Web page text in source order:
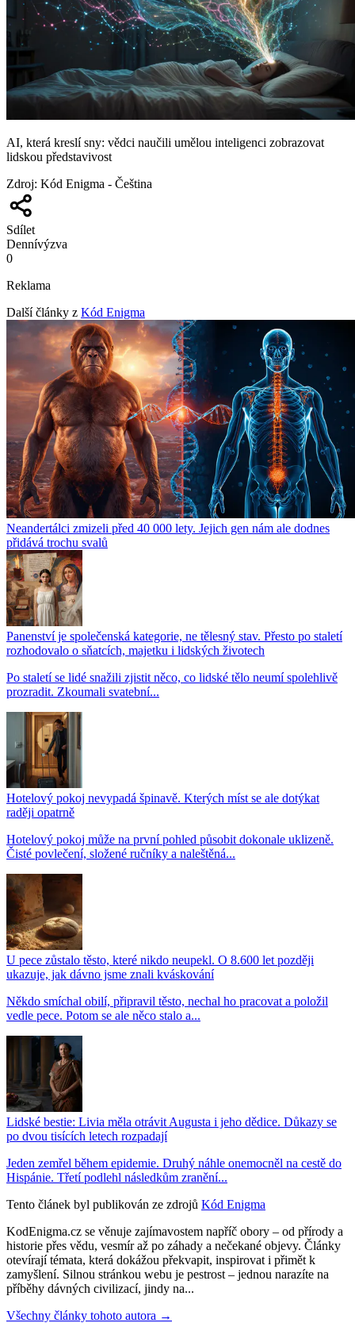
AI, která kreslí sny: vědci naučili umělou inteligenci zobrazovat
lidskou představivost
Zdroj: Kód Enigma - Čeština
Sdílet
Dennívýzva
0
Reklama
Další články z Kód Enigma
Neandertálci zmizeli před 40 000 lety. Jejich gen nám ale dodnes
přidává trochu svalů
Panenství je společenská kategorie, ne tělesný stav. Přesto po staletí
rozhodovalo o sňatcích, majetku i lidských životech
Po staletí se lidé snažili zjistit něco, co lidské tělo neumí spolehlivě
prozradit. Zkoumali svatební...
Hotelový pokoj nevypadá špinavě. Kterých míst se ale dotýkat
raději opatrně
Hotelový pokoj může na první pohled působit dokonale uklizeně.
Čisté povlečení, složené ručníky a naleštěná...
U pece zůstalo těsto, které nikdo neupekl. O 8.600 let později
ukazuje, jak dávno jsme znali kváskování
Někdo smíchal obilí, připravil těsto, nechal ho pracovat a položil
vedle pece. Potom se ale něco stalo a...
Lidské bestie: Livia měla otrávit Augusta i jeho dědice. Důkazy se
po dvou tisících letech rozpadají
Jeden zemřel během epidemie. Druhý náhle onemocněl na cestě do
Hispánie. Třetí podlehl následkům zranění...
Tento článek byl publikován ze zdrojů Kód Enigma
KodEnigma.cz se věnuje zajímavostem napříč obory – od přírody a
historie přes vědu, vesmír až po záhady a nečekané objevy. Články
otevírají témata, která dokážou překvapit, inspirovat i přimět k
zamyšlení. Silnou stránkou webu je pestrost – jednou narazíte na
příběhy dávných civilizací, jindy na...
Všechny články tohoto autora →